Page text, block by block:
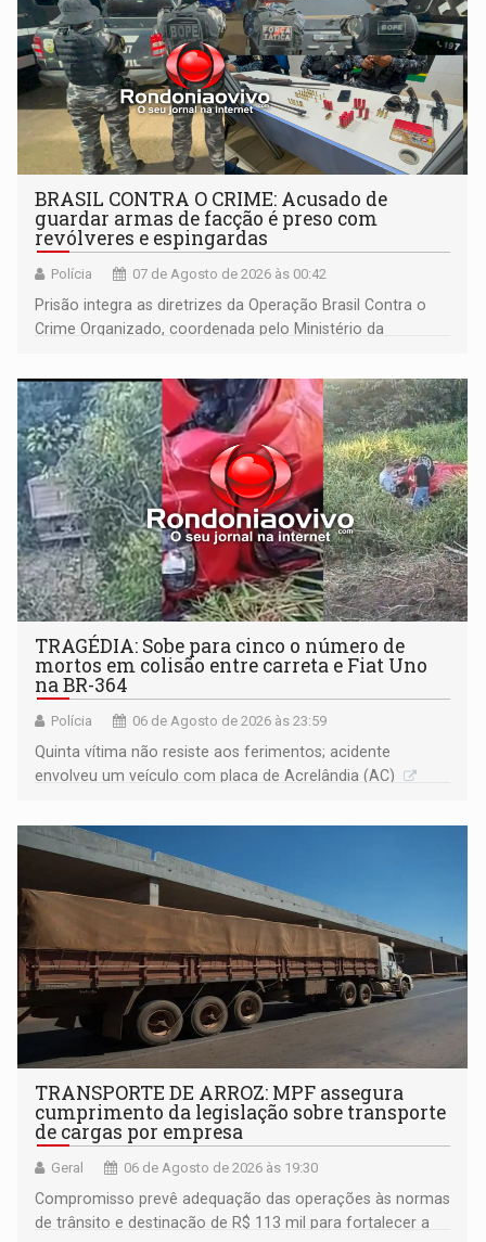
BRASIL CONTRA O CRIME: Acusado de
guardar armas de facção é preso com
revólveres e espingardas
Polícia 07 de Agosto de 2026 às 00:42
Prisão integra as diretrizes da Operação Brasil Contra o
Crime Organizado, coordenada pelo Ministério da
TRAGÉDIA: Sobe para cinco o número de
mortos em colisão entre carreta e Fiat Uno
na BR-364
Polícia 06 de Agosto de 2026 às 23:59
Quinta vítima não resiste aos ferimentos; acidente
envolveu um veículo com placa de Acrelândia (AC)
TRANSPORTE DE ARROZ: MPF assegura
cumprimento da legislação sobre transporte
de cargas por empresa
Geral 06 de Agosto de 2026 às 19:30
Compromisso prevê adequação das operações às normas
de trânsito e destinação de R$ 113 mil para fortalecer a